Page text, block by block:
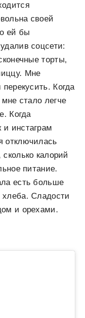
своей
ей бы
соцсети:
торты,
Мне
Когда
стало легче
Когда
и инстаграм
отключилась
калорий
питание.
есть больше
хлеба. Сладости
и орехами.